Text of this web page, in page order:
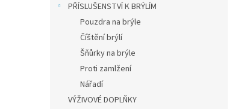
PŘÍSLUŠENSTVÍ K BRÝLÍM
Pouzdra na brýle
Číštění brýlí
Šňůrky na brýle
Proti zamlžení
Nářadí
VÝŽIVOVÉ DOPLŇKY